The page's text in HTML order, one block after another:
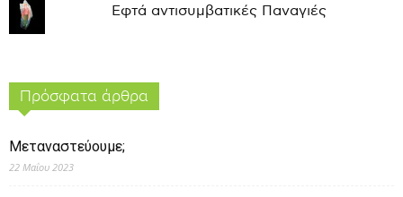
Εφτά αντισυμβατικές Παναγιές
Πρόσφατα άρθρα
Μεταναστεύουμε;
22 Μαΐου 2023